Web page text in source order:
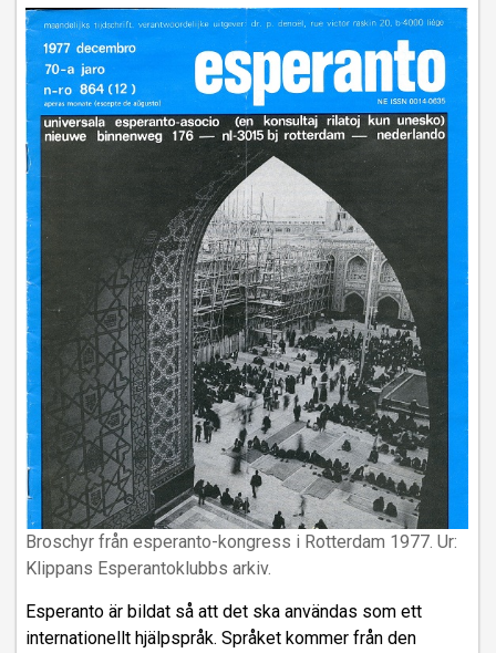
Broschyr från esperanto-kongress i Rotterdam 1977. Ur:
Klippans Esperantoklubbs arkiv.
Esperanto är bildat så att det ska användas som ett
internationellt hjälpspråk. Språket kommer från den